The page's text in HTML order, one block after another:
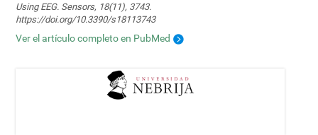
Using EEG. Sensors, 18(11), 3743.
https://doi.org/10.3390/s18113743
Ver el artículo completo en PubMed